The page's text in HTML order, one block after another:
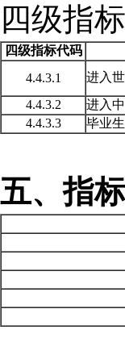
四级指
四级指标代码
4.4.3.1
进入
4.4.3.2
进入
4.4.3.3
毕业
五、指